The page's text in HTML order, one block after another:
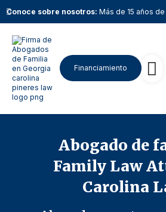
Conoce sobre nosotros: Más de 15 años
Financiamiento
Abogado de
Family Law
Carolina